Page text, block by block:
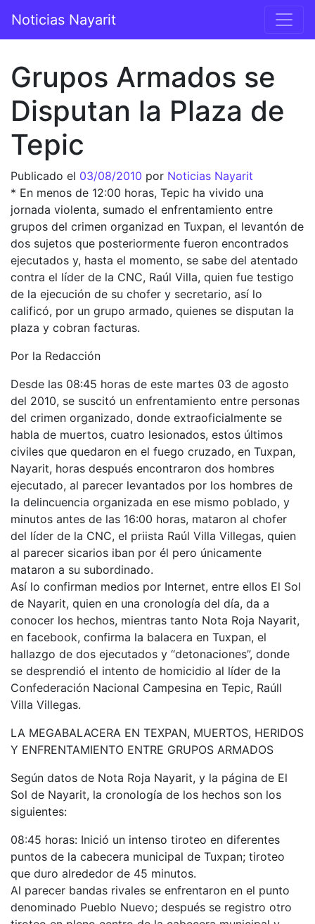
Navegación principal
Noticias Nayarit
Grupos Armados se
Disputan la Plaza de
Tepic
Publicado el 03/08/2010 por Noticias Nayarit
* En menos de 12:00 horas, Tepic ha vivido una
jornada violenta, sumado el enfrentamiento entre
grupos del crimen organizad en Tuxpan, el levantón de
dos sujetos que posteriormente fueron encontrados
ejecutados y, hasta el momento, se sabe del atentado
contra el líder de la CNC, Raúl Villa, quien fue testigo
de la ejecución de su chofer y secretario, así lo
calificó, por un grupo armado, quienes se disputan la
plaza y cobran facturas.
Por la Redacción
Desde las 08:45 horas de este martes 03 de agosto
del 2010, se suscitó un enfrentamiento entre personas
del crimen organizado, donde extraoficialmente se
habla de muertos, cuatro lesionados, estos últimos
civiles que quedaron en el fuego cruzado, en Tuxpan,
Nayarit, horas después encontraron dos hombres
ejecutado, al parecer levantados por los hombres de
la delincuencia organizada en ese mismo poblado, y
minutos antes de las 16:00 horas, mataron al chofer
del líder de la CNC, el priista Raúl Villa Villegas, quien
al parecer sicarios iban por él pero únicamente
mataron a su subordinado.
Así lo confirman medios por Internet, entre ellos El Sol
de Nayarit, quien en una cronología del día, da a
conocer los hechos, mientras tanto Nota Roja Nayarit,
en facebook, confirma la balacera en Tuxpan, el
hallazgo de dos ejecutados y “detonaciones”, donde
se desprendió el intento de homicidio al líder de la
Confederación Nacional Campesina en Tepic, Raúll
Villa Villegas.
LA MEGABALACERA EN TEXPAN, MUERTOS, HERIDOS
Y ENFRENTAMIENTO ENTRE GRUPOS ARMADOS
Según datos de Nota Roja Nayarit, y la página de El
Sol de Nayarit, la cronología de los hechos son los
siguientes:
08:45 horas: Inició un intenso tiroteo en diferentes
puntos de la cabecera municipal de Tuxpan; tiroteo
que duro alrededor de 45 minutos.
Al parecer bandas rivales se enfrentaron en el punto
denominado Pueblo Nuevo; después se registro otro